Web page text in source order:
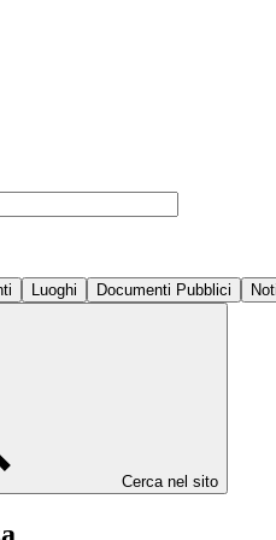
Luoghi Documenti Pubblici
Cerca nel sito